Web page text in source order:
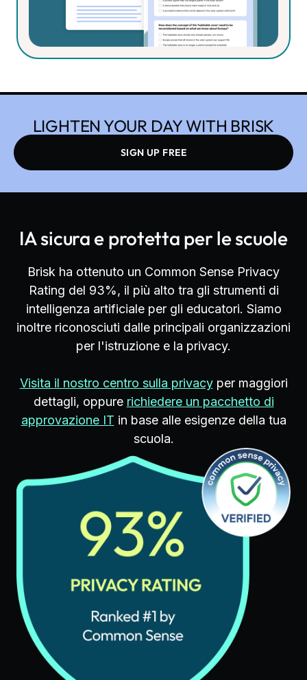
LIGHTEN YOUR DAY WITH BRISK
SIGN UP FREE
IA sicura e protetta per le scuole
Brisk ha ottenuto un Common Sense Privacy
Rating del 93%, il più alto tra gli strumenti di
intelligenza artificiale per gli educatori. Siamo
inoltre riconosciuti dalle principali organizzazioni
per l'istruzione e la privacy.
Visita il nostro centro sulla privacyper maggiori
dettagli, oppure richiedere un pacchetto di
approvazione IT in base alle esigenze della tua
scuola.